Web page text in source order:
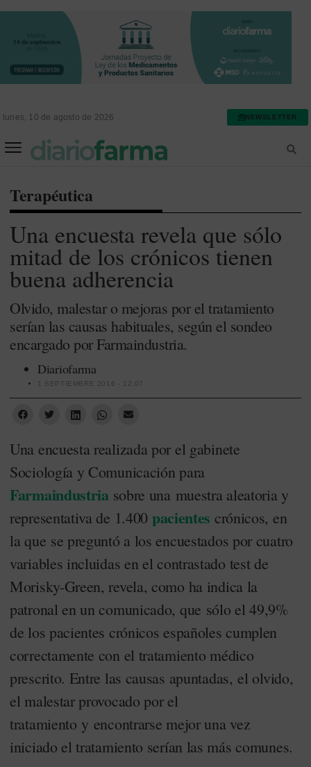
lunes, 10 de agosto de 2026 NEWSLETTER
Terapéutica
Una encuesta revela que sólo
mitad de los crónicos tienen
buena adherencia
Olvido, malestar o mejoras por el tratamiento
serían las causas habituales, según el sondeo
encargado por Farmaindustria.
Diariofarma
1 SEPTIEMBRE 2016 - 12:07
Una encuesta realizada por el gabinete
Sociología y Comunicación para
Farmaindustriasobre una muestra aleatoria y
representativa de 1.400 pacientes crónicos, en
la que se preguntó a los encuestados por cuatro
variables incluidas en el contrastado test de
Morisky-Green, revela, como ha indica la
patronal en un comunicado, que sólo el 49,9%
de los pacientes crónicos españoles cumplen
correctamente con el tratamiento médico
prescrito. Entre las causas apuntadas, el olvido,
el malestar provocado por el
tratamiento y encontrarse mejor una vez
iniciado el tratamiento serían las más comunes.